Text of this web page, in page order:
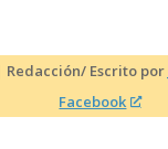
Escrito por
Facebook